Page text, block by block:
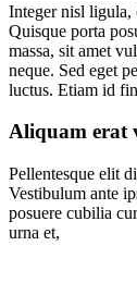
Integer nisl ligula,
Quisque porta
massa, sit amet
neque. Sed eget
luctus. Etiam id
Aliquam erat
Pellentesque elit
Vestibulum ante
posuere cubilia
urna et,